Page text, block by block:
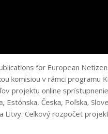
for European
komisiou v rámci programu
projektu online
Česka, Poľska,
Litvy. Celkový rozpočet